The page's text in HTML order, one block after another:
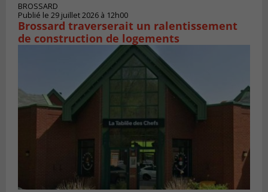
BROSSARD
Publié le 29 juillet 2026 à 12h00
Brossard traverserait un ralentissement
de construction de logements